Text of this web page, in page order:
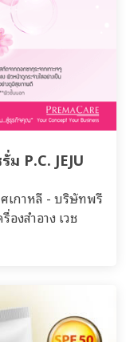
P.C. JEJU
ศเกาหลี - บริษัทพรี
องสำอาง เวช